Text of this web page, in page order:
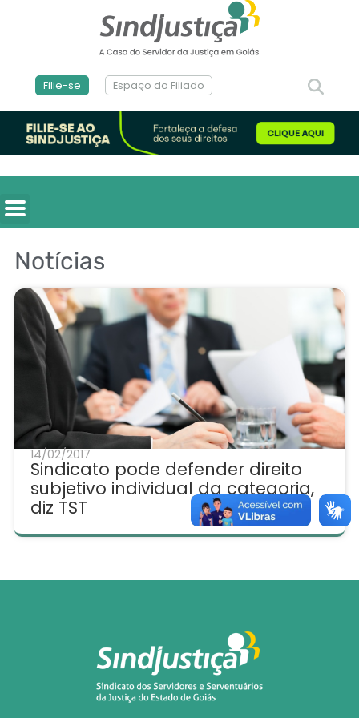
Filie-se Espaço do Filiado
Notícias
14/02/2017
Sindicato pode defender direito
subjetivo individual da categoria,
diz TST